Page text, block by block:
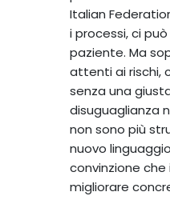
Italian
i processi, ci
paziente. Ma
attenti ai rischi,
senza una
disuguaglianza
non sono più
nuovo
convinzione
migliorare